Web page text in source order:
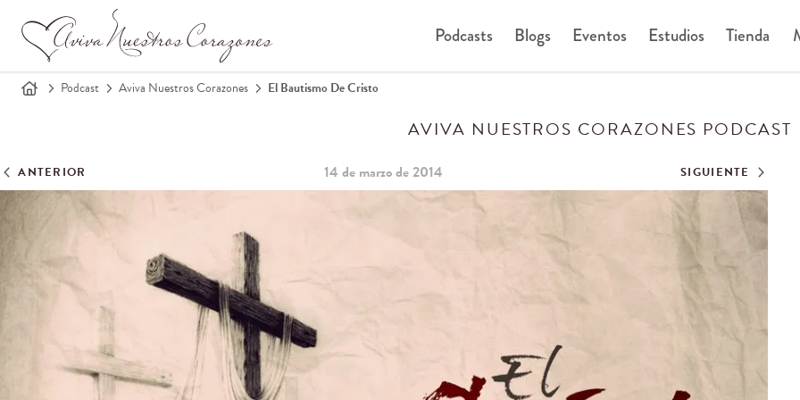
Podcasts Blogs Eventos Estudios Tienda
Podcast Aviva Nuestros Corazones El Bautismo De Cristo
AVIVA NUESTROS CORAZONES PODCAST
ANTERIOR 14 de marzo de 2014 SIGUIENTE